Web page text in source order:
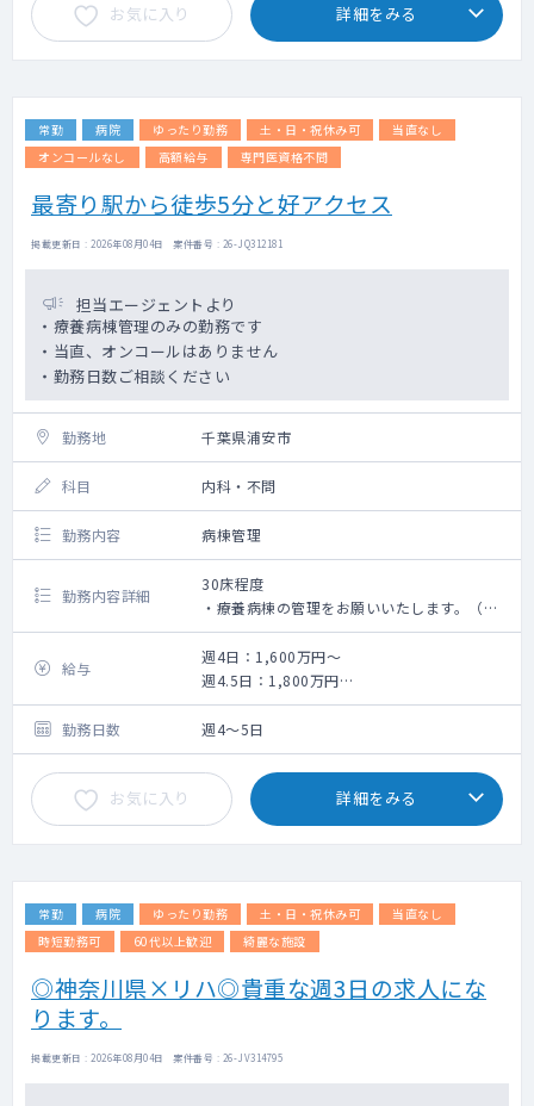
お気に入り 詳細をみる
常勤 病院 ゆったり勤務 土・日・祝休み可
当直なし
オンコールなし
高額給与 専門医資格不問
最寄り駅から徒歩5分と好アクセス
掲載更新日 : 2026年08月04日 案件番号 : 26-JQ312181
担当エージェントより
・療養病棟管理のみの勤務です
・当直、オンコールはありません
・勤務日数ご相談ください
勤務地 千葉県浦安市
科目 内科・不問
勤務内容 病棟管理
勤務内容詳細
30床程度
・療養病棟の管理をお願いいたします。（担
当患者数：30名程度）
・CV交換、気管カニューレ交換、バルーン交
換、褥瘡処置などが可能な先生を優遇いたし
ますが、ご対応が難しい手技がありましたら
お気軽にご相談ください。
・看取り対応もお願いいたします。（病院で
最期を迎えられる方が多いです。）
・外来は系列クリニックで行っておりますの
で、病棟業務に専念できます。
給与
週4日：1,600万円～
週4.5日：1,800万円
週5日：2,000万円
勤務日数
週4～5日
お気に入り 詳細をみる
常勤 病院 ゆったり勤務 土・日・祝休み可
当直なし
時短勤務可
60代以上歓迎 綺麗な施設
◎神奈川県×リハ◎貴重な週3日の求人にな
ります。
掲載更新日 : 2026年08月04日 案件番号 : 26-JV314795